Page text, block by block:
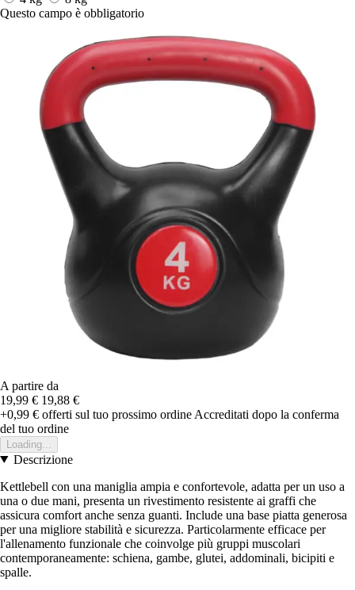
Questo campo è obbligatorio
A partire da
19,99 € 19,88 €
+0,99 € offerti sul tuo prossimo ordine Accreditati dopo la conferma
del tuo ordine
Loading...
Descrizione
Kettlebell con una maniglia ampia e confortevole, adatta per un uso a
una o due mani, presenta un rivestimento resistente ai graffi che
assicura comfort anche senza guanti. Include una base piatta generosa
per una migliore stabilità e sicurezza. Particolarmente efficace per
l'allenamento funzionale che coinvolge più gruppi muscolari
contemporaneamente: schiena, gambe, glutei, addominali, bicipiti e
spalle.